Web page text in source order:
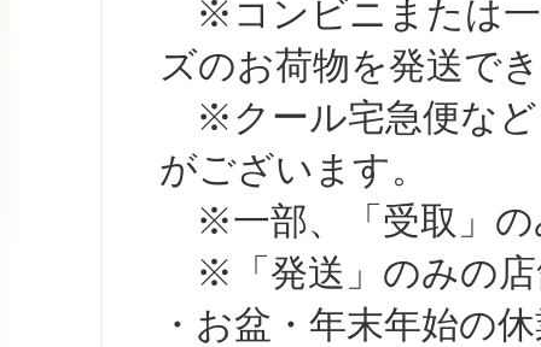
※コンビニまたは一
ズのお荷物を発送で
※クール宅急便など
がございます。
※一部、「受取」の
※「発送」のみの店
・お盆・年末年始の